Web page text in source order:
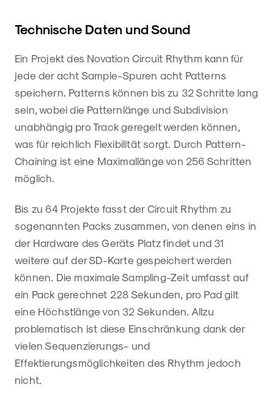
Technische Daten und Sound
Ein Projekt des Novation Circuit Rhythm kann für
jede der acht Sample-Spuren acht Patterns
speichern. Patterns können bis zu 32 Schritte lang
sein, wobei die Patternlänge und Subdivision
unabhängig pro Track geregelt werden können,
was für reichlich Flexibilität sorgt. Durch Pattern-
Chaining ist eine Maximallänge von 256 Schritten
möglich.
Bis zu 64 Projekte fasst der Circuit Rhythm zu
sogenannten Packs zusammen, von denen eins in
der Hardware des Geräts Platz findet und 31
weitere auf der SD-Karte gespeichert werden
können. Die maximale Sampling-Zeit umfasst auf
ein Pack gerechnet 228 Sekunden, pro Pad gilt
eine Höchstlänge von 32 Sekunden. Allzu
problematisch ist diese Einschränkung dank der
vielen Sequenzierungs- und
Effektierungsmöglichkeiten des Rhythm jedoch
nicht.